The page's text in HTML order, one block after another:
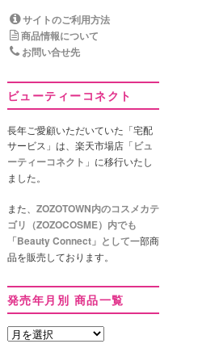
サイトのご利用方法
商品情報について
お問い合せ先
ビューティーコネクト
長年ご愛顧いただいていた「宅配
サービス」は、楽天市場店「ビュ
ーティーコネクト 」に移行いたし
ました。
また、 ZOZOTOWN内のコスメカテ
ゴリ（ZOZOCOSME）内でも
「Beauty Connect」として一部商
品を販売しております。
発売年月別 商品一覧
発